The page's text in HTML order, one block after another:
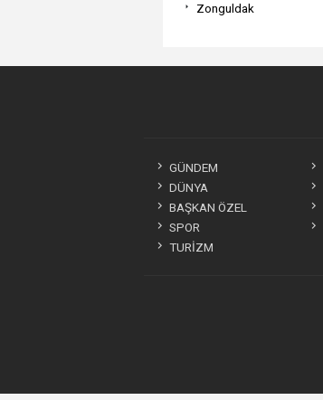
Zonguldak
GÜNDEM
DÜNYA
BAŞKAN ÖZEL
SPOR
TURİZM